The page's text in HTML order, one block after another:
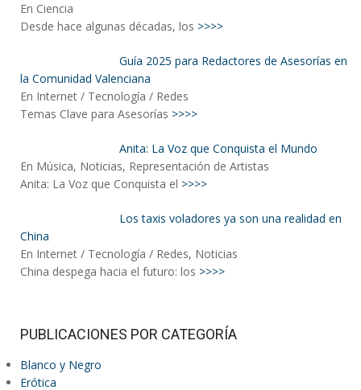
En Ciencia
Desde hace algunas décadas, los >>>>
Guía 2025 para Redactores de Asesorías en
la Comunidad Valenciana
En Internet / Tecnología / Redes
Temas Clave para Asesorías >>>>
Anita: La Voz que Conquista el Mundo
En Música, Noticias, Representación de Artistas
Anita: La Voz que Conquista el >>>>
Los taxis voladores ya son una realidad en
China
En Internet / Tecnología / Redes, Noticias
China despega hacia el futuro: los >>>>
PUBLICACIONES POR CATEGORÍA
Blanco y Negro
Erótica